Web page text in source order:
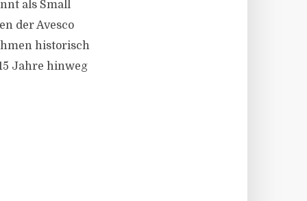
als Small
der Avesco
historisch
Jahre hinweg